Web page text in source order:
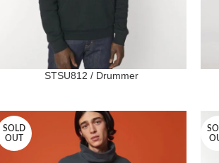
STSU812 / Drummer
SOLD
OUT